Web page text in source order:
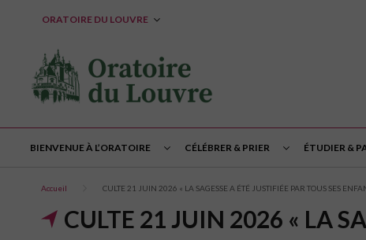
ORATOIRE DU LOUVRE
BIENVENUE À L’ORATOIRE CÉLÉBRER & PRIER ÉTUDIER &
Accueil CULTE 21 JUIN 2026 « LA SAGESSE A ÉTÉ JUSTIFIÉE PAR TOUS SES
CULTE 21 JUIN 2026 « LA